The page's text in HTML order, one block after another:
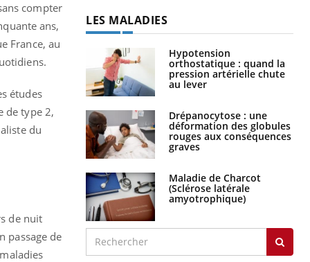
compter
ans,
France, au
études
de type 2,
du
de nuit
passage de
LA CHAÎNE SANTÉ
Youtube
tout nouveau
piscine,
Youtube
Diabète & Ramadan 2026Youtube
Le Ramadan approche, et, pour de
nombreuses personnes atteintes de
diabète, c'est une période de questions, de